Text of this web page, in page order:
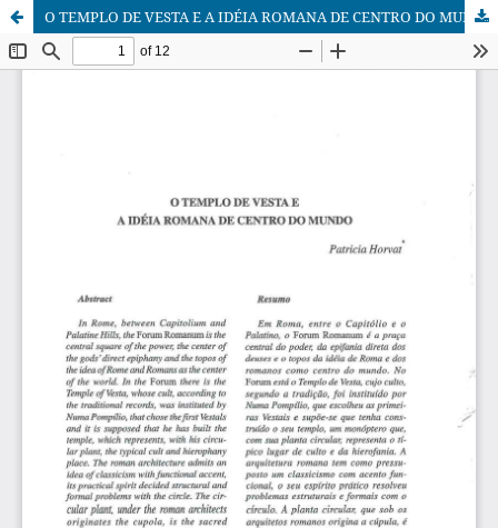
O TEMPLO DE VESTA E A IDÉIA ROMANA DE CENTRO DO MUNDO